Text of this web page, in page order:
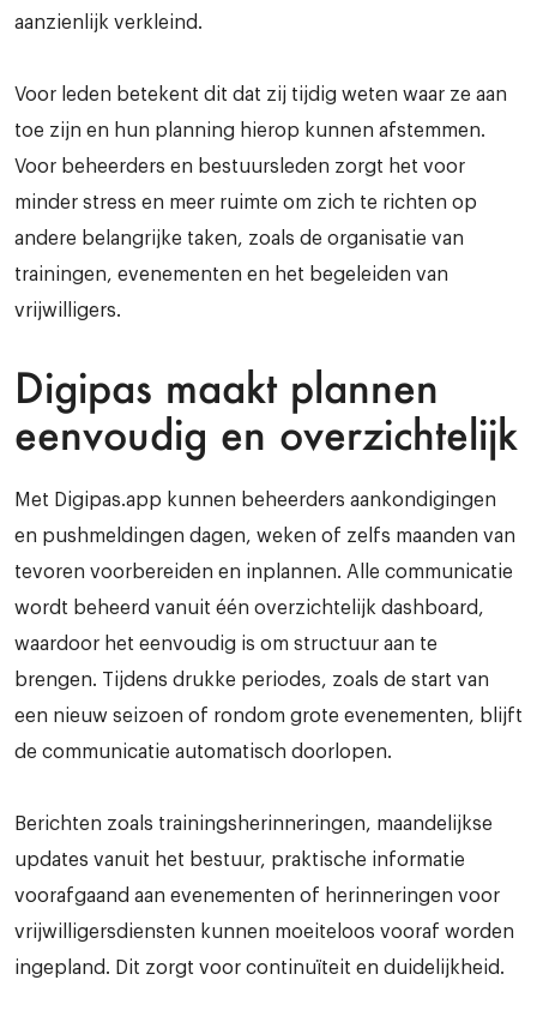
aanzienlijk verkleind.
Voor leden betekent dit dat zij tijdig weten waar ze aan
toe zijn en hun planning hierop kunnen afstemmen.
Voor beheerders en bestuursleden zorgt het voor
minder stress en meer ruimte om zich te richten op
andere belangrijke taken, zoals de organisatie van
trainingen, evenementen en het begeleiden van
vrijwilligers.
Digipas maakt plannen
eenvoudig en overzichtelijk
Met Digipas.app kunnen beheerders aankondigingen
en pushmeldingen dagen, weken of zelfs maanden van
tevoren voorbereiden en inplannen. Alle communicatie
wordt beheerd vanuit één overzichtelijk dashboard,
waardoor het eenvoudig is om structuur aan te
brengen. Tijdens drukke periodes, zoals de start van
een nieuw seizoen of rondom grote evenementen, blijft
de communicatie automatisch doorlopen.
Berichten zoals trainingsherinneringen, maandelijkse
updates vanuit het bestuur, praktische informatie
voorafgaand aan evenementen of herinneringen voor
vrijwilligersdiensten kunnen moeiteloos vooraf worden
ingepland. Dit zorgt voor continuïteit en duidelijkheid.